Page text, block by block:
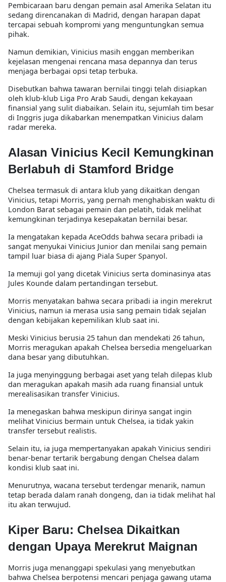
Pembicaraan baru dengan pemain asal Amerika Selatan itu
sedang direncanakan di Madrid, dengan harapan dapat
tercapai sebuah kompromi yang menguntungkan semua
pihak.
Namun demikian, Vinicius masih enggan memberikan
kejelasan mengenai rencana masa depannya dan terus
menjaga berbagai opsi tetap terbuka.
Disebutkan bahwa tawaran bernilai tinggi telah disiapkan
oleh klub-klub Liga Pro Arab Saudi, dengan kekayaan
finansial yang sulit diabaikan. Selain itu, sejumlah tim besar
di Inggris juga dikabarkan menempatkan Vinicius dalam
radar mereka.
Alasan Vinicius Kecil Kemungkinan
Berlabuh di Stamford Bridge
Chelsea termasuk di antara klub yang dikaitkan dengan
Vinicius, tetapi Morris, yang pernah menghabiskan waktu di
London Barat sebagai pemain dan pelatih, tidak melihat
kemungkinan terjadinya kesepakatan bernilai besar.
Ia mengatakan kepada AceOdds bahwa secara pribadi ia
sangat menyukai Vinicius Junior dan menilai sang pemain
tampil luar biasa di ajang Piala Super Spanyol.
Ia memuji gol yang dicetak Vinicius serta dominasinya atas
Jules Kounde dalam pertandingan tersebut.
Morris menyatakan bahwa secara pribadi ia ingin merekrut
Vinicius, namun ia merasa usia sang pemain tidak sejalan
dengan kebijakan kepemilikan klub saat ini.
Meski Vinicius berusia 25 tahun dan mendekati 26 tahun,
Morris meragukan apakah Chelsea bersedia mengeluarkan
dana besar yang dibutuhkan.
Ia juga menyinggung berbagai aset yang telah dilepas klub
dan meragukan apakah masih ada ruang finansial untuk
merealisasikan transfer Vinicius.
Ia menegaskan bahwa meskipun dirinya sangat ingin
melihat Vinicius bermain untuk Chelsea, ia tidak yakin
transfer tersebut realistis.
Selain itu, ia juga mempertanyakan apakah Vinicius sendiri
benar-benar tertarik bergabung dengan Chelsea dalam
kondisi klub saat ini.
Menurutnya, wacana tersebut terdengar menarik, namun
tetap berada dalam ranah dongeng, dan ia tidak melihat hal
itu akan terwujud.
Kiper Baru: Chelsea Dikaitkan
dengan Upaya Merekrut Maignan
Morris juga menanggapi spekulasi yang menyebutkan
bahwa Chelsea berpotensi mencari penjaga gawang utama